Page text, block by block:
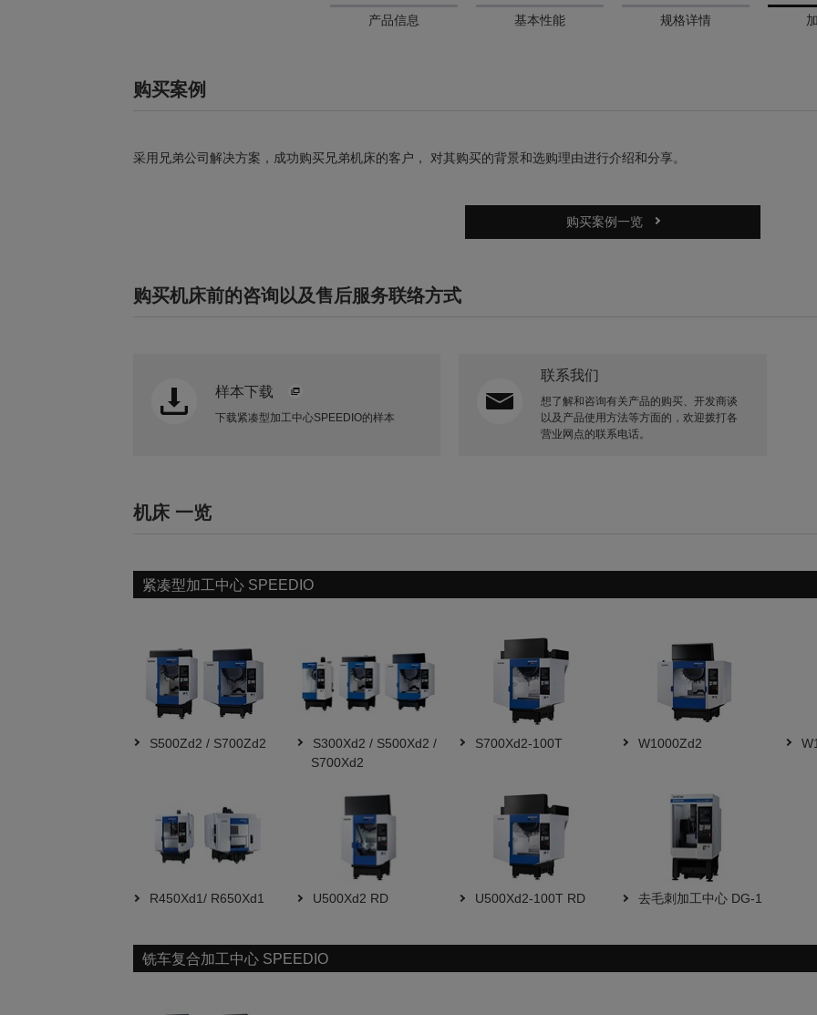
产品信息 基本性能 规格详情
购买案例
采用兄弟公司解决方案，成功购买兄弟机床的客户， 对其购买的背景和选购理由进行介绍和分享。
购买案例一览
购买机床前的咨询以及售后服务联络方式
样本下载
下载紧凑型加工中心SPEEDIO的样本
联系我们
想了解和咨询有关产品的购买、开发商谈
以及产品使用方法等方面的，欢迎拨打各
营业网点的联系电话。
机床 一览
紧凑型加工中心 SPEEDIO
S500Zd2 / S700Zd2
S300Xd2 / S500Xd2 /
S700Xd2
S700Xd2-100T W1000Zd2
R450Xd1/ R650Xd1 U500Xd2 RD U500Xd2-100T RD 去毛刺加工中心 DG-1
铣车复合加工中心 SPEEDIO